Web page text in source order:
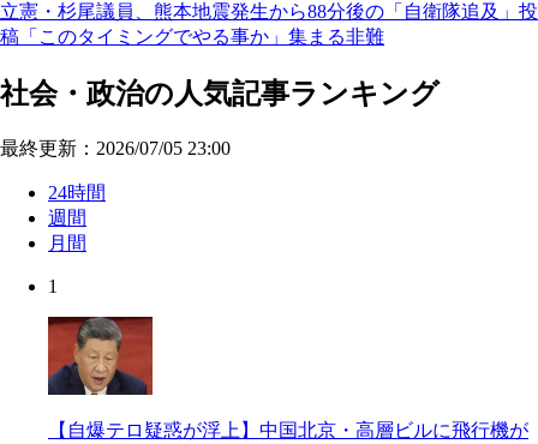
立憲・杉尾議員、熊本地震発生から88分後の「自衛隊追及」投
稿「このタイミングでやる事か」集まる非難
社会・政治の人気記事ランキング
最終更新：2026/07/05 23:00
24時間
週間
月間
1
【自爆テロ疑惑が浮上】中国北京・高層ビルに飛行機が